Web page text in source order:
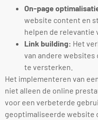
On-page
website content en
helpen de relevantie
Link building: Het
van andere websites
te versterken.
Het implementeren van
niet alleen de online
voor een verbeterde
geoptimaliseerde website